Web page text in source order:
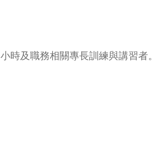
時及職務相關專長訓練與講習者。